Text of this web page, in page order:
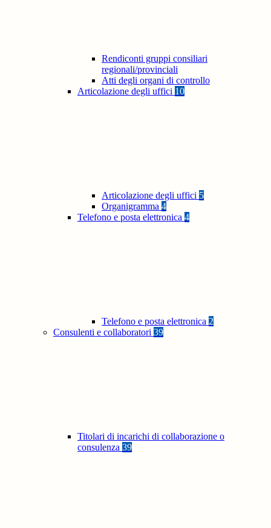
Rendiconti gruppi consiliari
regionali/provinciali
Atti degli organi di controllo
Articolazione degli uffici 10
Articolazione degli uffici 5
Organigramma 4
Telefono e posta elettronica 4
Telefono e posta elettronica 2
Consulenti e collaboratori 39
Titolari di incarichi di collaborazione o
consulenza 39